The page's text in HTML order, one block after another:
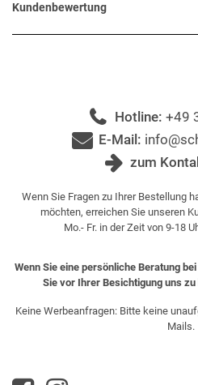
Kundenbewertung
Hotline: +49
E-Mail:
zum
Wenn Sie Fragen zu Ihrer Bestellung
möchten, erreichen Sie unseren
Mo.- Fr. in der Zeit von 9-18
Wenn Sie eine persönliche Beratung
Sie vor Ihrer Besichtigung uns
Keine Werbeanfragen: Bitte keine
Mails.